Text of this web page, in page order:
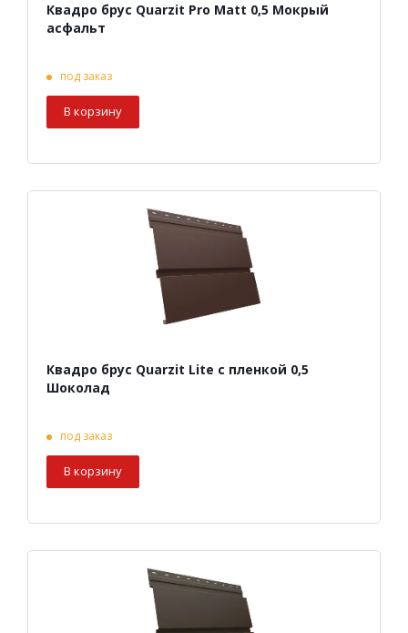
Квадро брус Quarzit Pro Matt 0,5 Мокрый
асфальт
под заказ
В корзину
Квадро брус Quarzit Lite с пленкой 0,5
Шоколад
под заказ
В корзину